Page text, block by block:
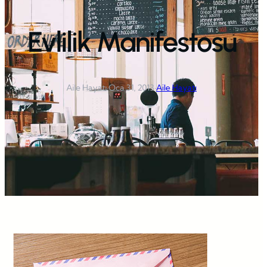
Evlilik Manifestosu
Aile Hayatı·Oca 31, 2013·Aile Hayatı